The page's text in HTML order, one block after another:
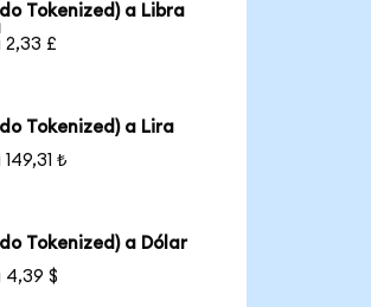
Tokenized) a Libra
2,33 £
Tokenized) a Lira
₺
Tokenized) a Dólar
4,39 $